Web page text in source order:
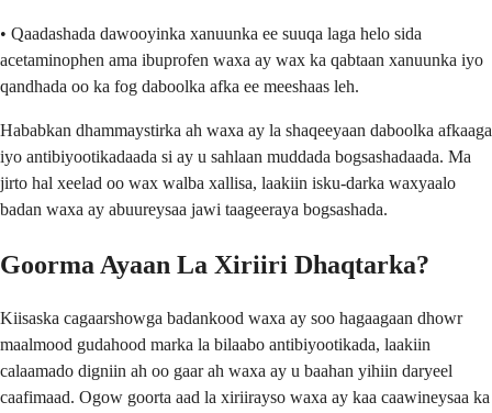
• Qaadashada dawooyinka xanuunka ee suuqa laga helo sida
acetaminophen ama ibuprofen waxa ay wax ka qabtaan xanuunka iyo
qandhada oo ka fog daboolka afka ee meeshaas leh.
Hababkan dhammaystirka ah waxa ay la shaqeeyaan daboolka afkaaga
iyo antibiyootikadaada si ay u sahlaan muddada bogsashadaada. Ma
jirto hal xeelad oo wax walba xallisa, laakiin isku-darka waxyaalo
badan waxa ay abuureysaa jawi taageeraya bogsashada.
Goorma Ayaan La Xiriiri Dhaqtarka?
Kiisaska cagaarshowga badankood waxa ay soo hagaagaan dhowr
maalmood gudahood marka la bilaabo antibiyootikada, laakiin
calaamado digniin ah oo gaar ah waxa ay u baahan yihiin daryeel
caafimaad. Ogow goorta aad la xiriirayso waxa ay kaa caawineysaa ka